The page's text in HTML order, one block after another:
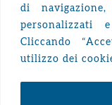
di
personalizzati
Cliccando
utilizzo dei
Privacy Policy